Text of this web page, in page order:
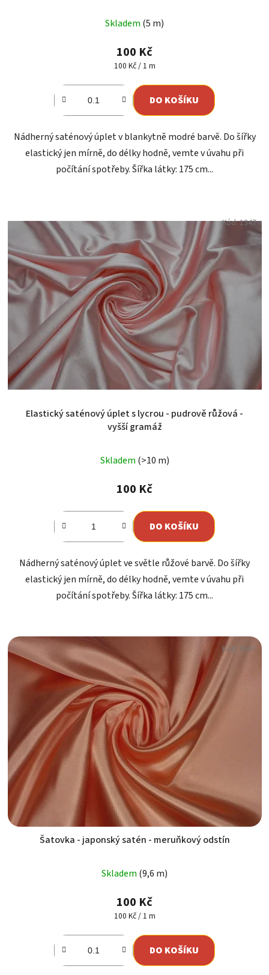
Skladem (5 m)
100 Kč
Měrná
100 Kč / 1 m
DO KOŠÍKU
Nádherný saténový úplet v blankytně modré barvě. Do šířky
elastický jen mírně, do délky hodně, vemte v úvahu při
počítání spotřeby. Šířka látky: 175 cm...
Elastický saténový úplet s lycrou - pudrově růžová -
vyšší gramáž
Skladem (>10 m)
100 Kč
DO KOŠÍKU
Nádherný saténový úplet ve světle růžové barvě. Do šířky
elastický jen mírně, do délky hodně, vemte v úvahu při
počítání spotřeby. Šířka látky: 175 cm...
Kód:1347
Šatovka - japonský satén - meruňkový odstín
hodnocení
produktu
je
z
5
Skladem (9,6 m)
100 Kč
Měrná
100 Kč / 1 m
DO KOŠÍKU
Kód: 0607